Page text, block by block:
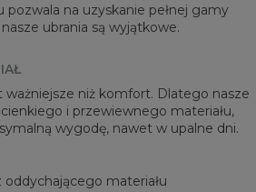
pozwala na uzyskanie pełnej gamy
ubrania są wyjątkowe.
niż komfort. Dlatego nasze
i przewiewnego materiału,
wygodę, nawet w upalne dni.
materiału